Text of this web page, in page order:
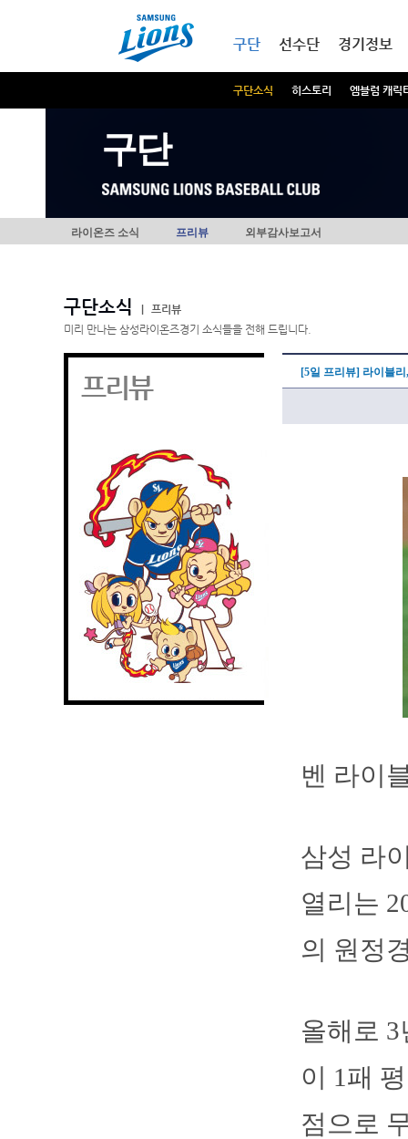
구단
구단소식 히스토리 엠블럼 캐릭
선수단 경기정보
구단
라이온즈 소식 프리뷰 외부감사보고서
구단소식
프리뷰
미리 만나는 삼성라이온즈경기 소식들을 전해 드립니다.
프리뷰 [5일 프리뷰] 라이블
벤 라이
삼성 라
열리는
의 원정
올해로
이 1패
점으로